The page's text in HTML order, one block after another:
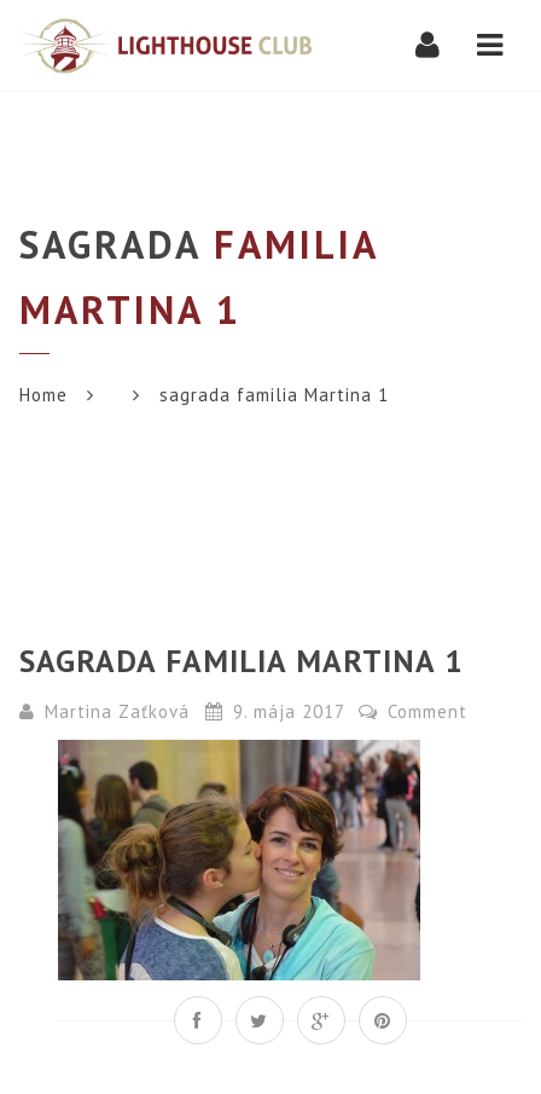
SAGRADA FAMILIA
MARTINA 1
Home sagrada familia Martina 1
SAGRADA FAMILIA MARTINA 1
Martina Zaťková 9. mája 2017 Comment